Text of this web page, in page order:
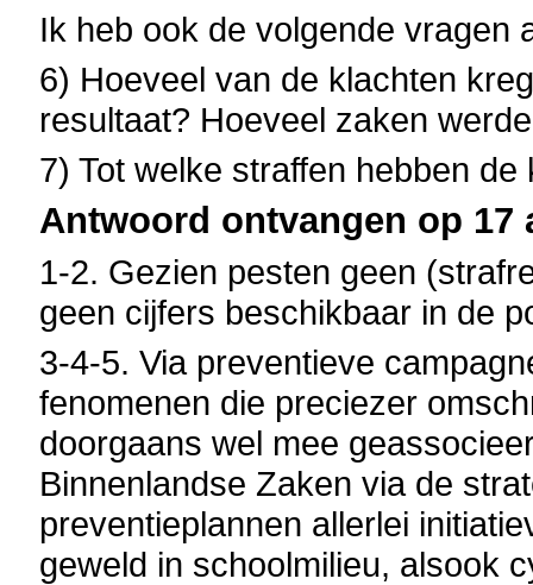
Ik heb ook de volgende vragen
6) Hoeveel van de klachten
resultaat? Hoeveel zaken
7) Tot welke straffen hebben de
Antwoord ontvangen op 17
1-2. Gezien pesten geen
geen cijfers beschikbaar in de
3-4-5. Via preventieve
fenomenen die preciezer
doorgaans wel mee
Binnenlandse Zaken via de
preventieplannen allerlei
geweld in schoolmilieu, alsook